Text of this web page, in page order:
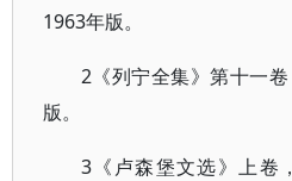
1963年版。
2《列宁全集》第十一
版。
3《卢森堡文选》上卷